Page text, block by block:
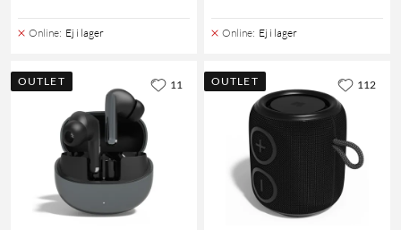
Online: Ej i lager Online: Ej i lager
OUTLET 11 OUTLET 112